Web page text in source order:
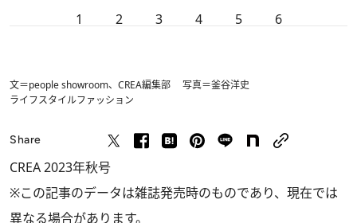
1 2 3 4 5 6
文＝people showroom、CREA編集部 写真＝釜谷洋史
ライフスタイルファッション
Share
CREA 2023年秋号
※この記事のデータは雑誌発売時のものであり、現在では
異なる場合があります。